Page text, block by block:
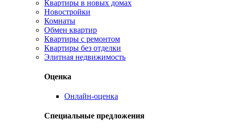
Квартиры в новых домах
Новостройки
Комнаты
Обмен квартир
Квартиры с ремонтом
Квартиры без отделки
Элитная недвижимость
Оценка
Онлайн-оценка
Специальные предложения